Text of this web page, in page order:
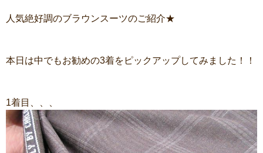
人気絶好調のブラウンスーツのご紹介★
本日は中でもお勧めの3着をピックアップしてみました！！
1着目、、、